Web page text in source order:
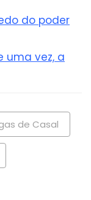
do poder
uma vez, a
de Casal